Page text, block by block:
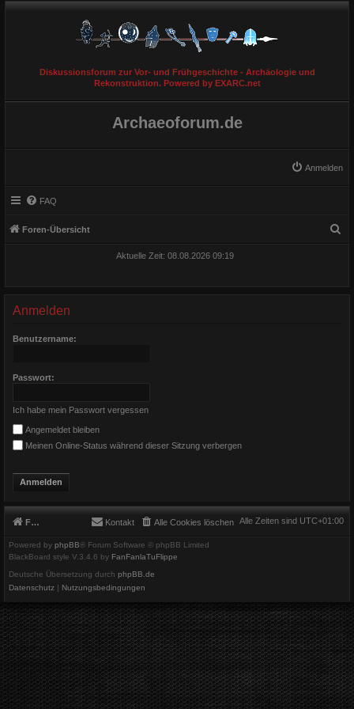
Diskussionsforum zur Vor- und Frühgeschichte - Archäologie und
Rekonstruktion. Powered by EXARC.net
Archaeoforum.de
Anmelden
FAQ
Foren-Übersicht
Aktuelle Zeit: 08.08.2026 09:19
Anmelden
Benutzername:
Passwort:
Ich habe mein Passwort vergessen
Angemeldet bleiben
Meinen Online-Status während dieser Sitzung verbergen
Foren-Übersicht Alle Zeiten sind UTC+01:00
Alle Cookies löschen
Kontakt
Powered by phpBB® Forum Software © phpBB Limited
BlackBoard style V.3.4.6 by FanFanlaTuFlippe
Deutsche Übersetzung durch phpBB.de
Datenschutz | Nutzungsbedingungen